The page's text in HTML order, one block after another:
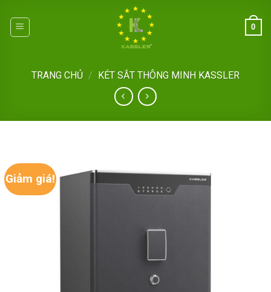
content
0
TRANG CHỦ / KÉT SẮT THÔNG MINH KASSLER
Giảm giá!